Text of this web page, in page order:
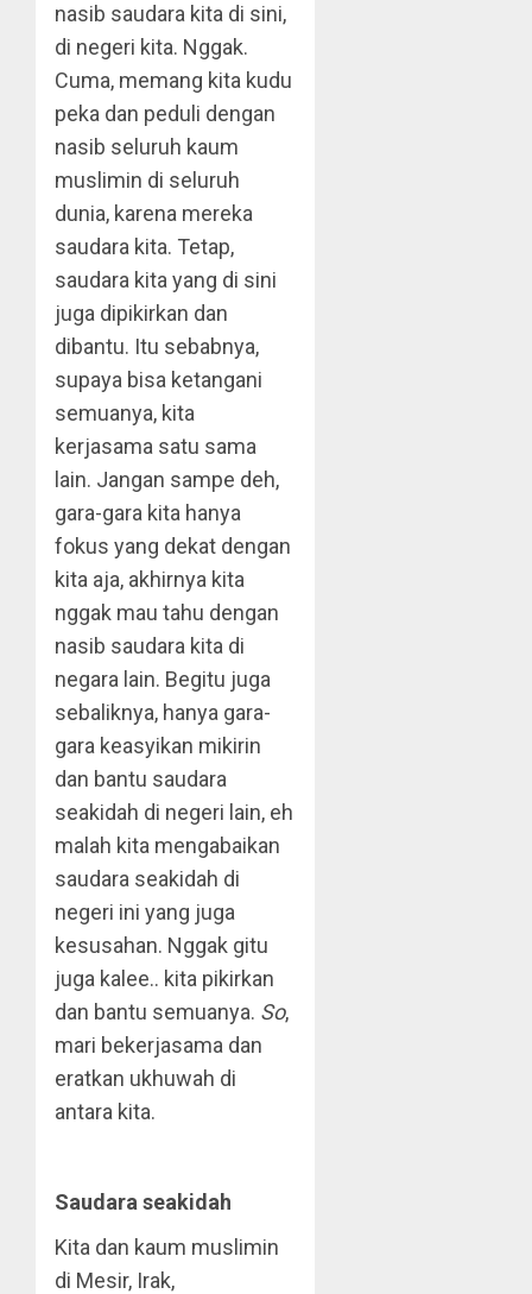
nasib saudara kita di sini,
di negeri kita. Nggak.
Cuma, memang kita kudu
peka dan peduli dengan
nasib seluruh kaum
muslimin di seluruh
dunia, karena mereka
saudara kita. Tetap,
saudara kita yang di sini
juga dipikirkan dan
dibantu. Itu sebabnya,
supaya bisa ketangani
semuanya, kita
kerjasama satu sama
lain. Jangan sampe deh,
gara-gara kita hanya
fokus yang dekat dengan
kita aja, akhirnya kita
nggak mau tahu dengan
nasib saudara kita di
negara lain. Begitu juga
sebaliknya, hanya gara-
gara keasyikan mikirin
dan bantu saudara
seakidah di negeri lain, eh
malah kita mengabaikan
saudara seakidah di
negeri ini yang juga
kesusahan. Nggak gitu
juga kalee.. kita pikirkan
dan bantu semuanya. So,
mari bekerjasama dan
eratkan ukhuwah di
antara kita.
Saudara seakidah
Kita dan kaum muslimin
di Mesir, Irak,